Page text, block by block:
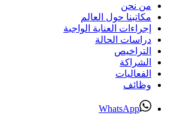
من نحن
مكاتبنا حول العالم
إجراءات العناية الواجبة
دراسات الحالة
التراخيص
الشراكة
الفعاليات
وظائف
WhatsApp